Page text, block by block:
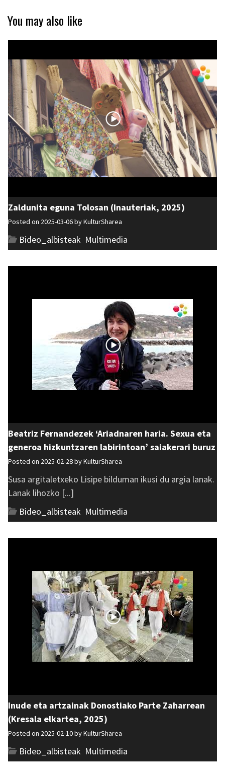
You may also like
Zaldunita eguna Tolosan (Inauteriak, 2025)
Posted on 2025-03-06 byKulturSharea
Bideo_albisteak Multimedia
Beatriz Fernandezek ‘Ariadnaren haria. Sexua eta
generoa hizkuntzaren labirintoan’ saiakerari buruz
Posted on 2025-02-28 byKulturSharea
Susa argitaletxeko Lisipe bilduman ikusi du argia lanak.
Lanak lihozko [...]
Bideo_albisteak Multimedia
Inude eta artzainak Donostiako Parte Zaharrean
(Kresala elkartea, 2025)
Posted on 2025-02-10 byKulturSharea
Bideo_albisteak Multimedia